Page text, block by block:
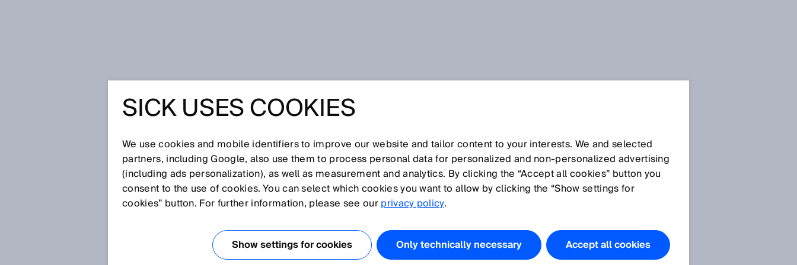
Glossar
[0-9] A B C D E F G H I J K L M N O P Q R S T U V W X Y Z
ATEX
Die Bezeichnung ATEX leitet sich aus der französischen Abkürzung für ATmosphères
EXplosives ab. ATEX umfasst aktuell zwei Richtlinien auf dem Gebiet des
SICK USES COOKIES
We use cookies and mobile identifiers to improve our website and tailor content to your interests. We and selected
partners, including Google, also use them to process personal data for personalized and non‑personalized advertising
(including ads personalization), as well as measurement and analytics. By clicking the “Accept all cookies” button you
consent to the use of cookies. You can select which cookies you want to allow by clicking the “Show settings for
cookies” button. For further information, please see ourprivacy policy.
Show settings for cookies Only technically necessary Accept all cookies